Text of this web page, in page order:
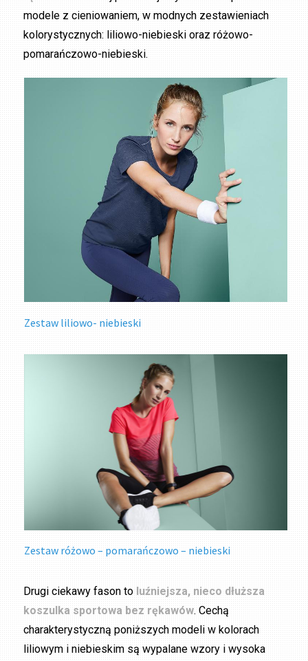
modele z cieniowaniem, w modnych zestawieniach
kolorystycznych: liliowo-niebieski oraz różowo-
pomarańczowo-niebieski.
Zestaw liliowo- niebieski
Zestaw różowo – pomarańczowo – niebieski
Drugi ciekawy fason to luźniejsza, nieco dłuższa
koszulka sportowa bez rękawów. Cechą
charakterystyczną poniższych modeli w kolorach
liliowym i niebieskim są wypalane wzory i wysoka